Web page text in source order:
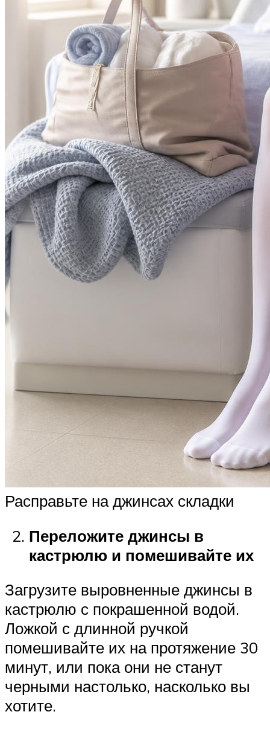
Расправьте на джинсах складки
Переложите джинсы в
кастрюлю и помешивайте их
Загрузите выровненные джинсы в
кастрюлю с покрашенной водой.
Ложкой с длинной ручкой
помешивайте их на протяжение 30
минут, или пока они не станут
черными настолько, насколько вы
хотите.